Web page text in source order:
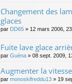
Changement des
glaces
par DD65 » 12 mars 2006,
Fuite lave glace
par Guéna » 08 sept. 2009,
Augmenter la
par monoskifreddu13 » 19